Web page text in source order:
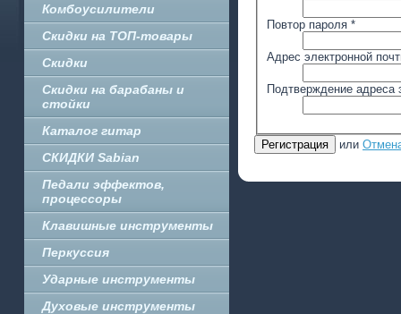
Комбоусилители
Скидки на ТОП-товары
Скидки
Скидки на барабаны и
стойки
Каталог гитар
СКИДКИ Sabian
Педали эффектов,
процессоры
Клавишные инструменты
Перкуссия
Ударные инструменты
Духовые инструменты
Повтор пароля*
Адрес электронной
Подтверждение адреса
Регистрация или